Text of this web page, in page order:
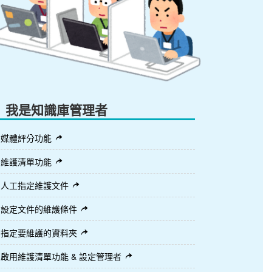
我是知識庫管理者
媒體評分功能
維護清單功能
人工指定維護文件
設定文件的維護條件
指定要維護的資料夾
啟用維護清單功能 & 設定管理者